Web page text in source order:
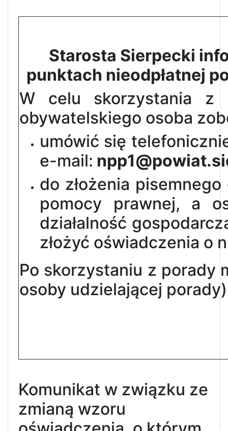
Starosta Sierpecki
punktach nieodpłatnej
W celu skorzystania z
obywatelskiego osoba
umówić się
e-mail:
do złożenia
pomocy prawnej, a
działalność
złożyć oświadczenia o
Po skorzystaniu z porady
osoby udzielającej
Komunikat w związku ze
zmianą wzoru